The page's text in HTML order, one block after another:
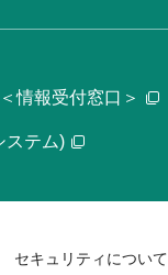
情報受付窓口＞
ステム)
セキュリティについて